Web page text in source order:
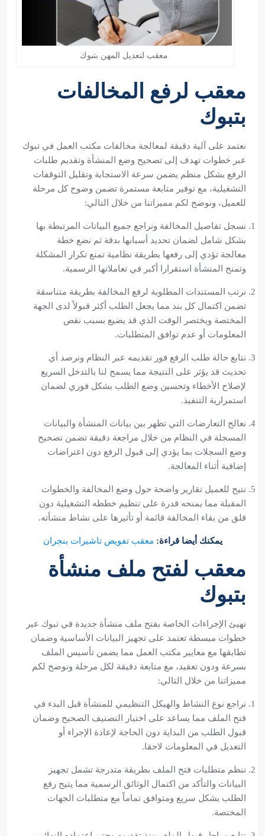
معقب لتعديل المهن بتبوك
معقب لرفع المخالفات
بتبوك
نعتمد على آلية دقيقة لمعالجة مخالفات مكتب العمل في تبوك
عبر خطوات تهدف إلى تصحيح وضع المنشأة وتقديم طلبات
الرفع بشكل منظم يضمن سرعة الاستجابة وتقليل التوقفات
التشغيلية، مع توفير متابعة مستمرة تضمن وضوح كل مرحلة
للعميل، ونوضح لكم مميزاتنا من خلال التالي:
نسجل تفاصيل المخالفة ونراجع جميع البيانات المرتبطة بها
بشكل شامل لضمان تحديد أسبابها بدقة ثم نضع خطة
معالجة تؤدي إلى رفعها بطريقة نظامية تمنع تكرار المشكلة
وتمنح المنشأة استقرارا أكبر في تعاملاتها الرسمية.
نرتب المستندات المطلوبة لرفع المخالفة بطريقة متناسقة
تضمن اكتمال كل بند مما يجعل الطلب أكثر قبولاً لدى الجهة
المختصة ويختصر الوقت الذي قد يضيع بسبب نقص
المعلومات أو عدم توافق المتطلبات.
نتابع حالة طلب الرفع فور تقديمه عبر النظام ونرصد أي
تحديث قد يؤثر على النتيجة مما يسمح لنا بالتدخل السريع
لإصلاح الأخطاء وتحسين وضع الطلب بشكل فوري لضمان
استمرارية التنفيذ.
نعالج التعارضات التي تظهر بين بيانات المنشأة والبيانات
المسجلة في النظام من خلال مراجعة دقيقة تضمن تصحيح
وضع السجلات بما يؤدي إلى قبول الرفع دون اعتراضات
إضافية أثناء المعالجة.
نتيح للعميل تقارير واضحة حول وضع المخالفة والخطوات
المقبلة مما يمنحه قدرة على تنظيم خططه التشغيلية دون
قلق من بقاء المخالفة قائمة أو تأثيرها على نشاط منشأته.
يمكنك أيضا قراءة: معقب تفويض تاشيرات بنجران
معقب لفتح ملف منشأة
بتبوك
نهيئ الإجراءات الخاصة بفتح ملف منشأة جديدة في تبوك عبر
خطوات مبسطة تعتمد على تجهيز البيانات الأساسية وضمان
تطابقها مع معايير مكتب العمل مما يضمن تأسيس الملف
بسرعة ودون تعقيد، مع متابعة دقيقة لكل مرحلة ونوضح لكم
مميزاتنا من خلال التالي:
نراجع نوع النشاط والهيكل التنظيمي للمنشأة قبل البدء في
فتح الملف مما يساعد على اختيار التصنيف الصحيح وضمان
قبول الطلب من البداية دون الحاجة لإعادة الإجراء أو
التعديل في المعلومات لاحقا.
ننظم متطلبات فتح الملف بطريقة متدرجة تشمل تجهيز
البيانات والتأكد من اكتمال الوثائق الرسمية مما يتيح رفع
الطلب بشكل سريع ومتوافق تماماً مع متطلبات الجهات
المختصة.